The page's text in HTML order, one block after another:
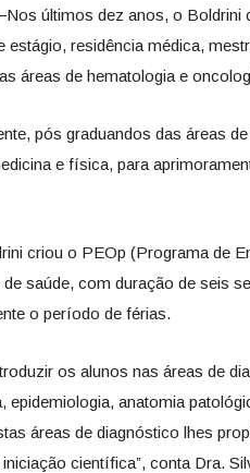
Nos últimos dez anos, o Boldrini
estágio, residência médica,
áreas de hematologia e
pós graduandos das áreas
e física, para
criou o PEOp (Programa de
saúde, com duração de seis
o período de férias.
os alunos nas áreas de
epidemiologia, anatomia
áreas de diagnóstico lhes
científica”, conta Dra.